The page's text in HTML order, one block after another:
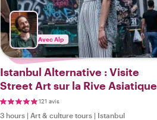
Avec Alp
Istanbul Alternative : Visite
Street Art sur la Rive Asiatique
121 avis
3 hours | Art & culture tours | Istanbul